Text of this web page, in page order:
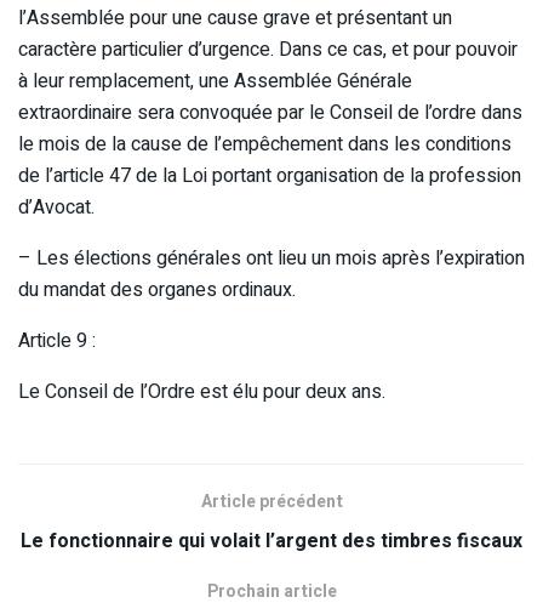
l’Assemblée pour une cause grave et présentant un
caractère particulier d’urgence. Dans ce cas, et pour pouvoir
à leur remplacement, une Assemblée Générale
extraordinaire sera convoquée par le Conseil de l’ordre dans
le mois de la cause de l’empêchement dans les conditions
de l’article 47 de la Loi portant organisation de la profession
d’Avocat.
– Les élections générales ont lieu un mois après l’expiration
du mandat des organes ordinaux.
Article 9 :
Le Conseil de l’Ordre est élu pour deux ans.
Article précédent
Le fonctionnaire qui volait l’argent des timbres fiscaux
Prochain article